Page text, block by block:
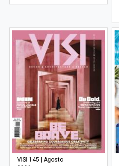
VISI 145 | Agosto